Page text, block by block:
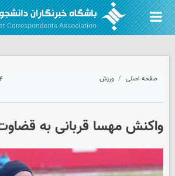
صفحه اصلی ورزش ۱۴
واکنش مهسا قربانی به